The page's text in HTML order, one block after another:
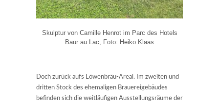
Skulptur von Camille Henrot im Parc des Hotels
Baur au Lac, Foto: Heiko Klaas
Doch zurück aufs Löwenbräu-Areal. Im zweiten und
dritten Stock des ehemaligen Brauereigebäudes
befinden sich die weitläufigen Ausstellungsräume der